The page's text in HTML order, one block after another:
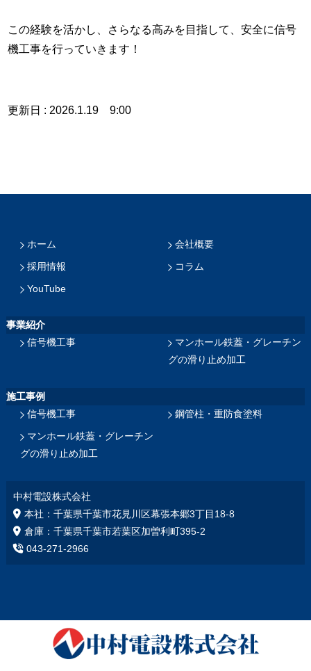
この経験を活かし、さらなる高みを目指して、安全に信号
機工事を行っていきます！
更新日 : 2026.1.19 9:00
ホーム 会社概要
採用情報 コラム
YouTube
事業紹介
信号機工事
マンホール鉄蓋・グレーチン
グの滑り止め加工
施工事例
信号機工事
鋼管柱・重防食塗料
マンホール鉄蓋・グレーチン
グの滑り止め加工
中村電設株式会社
本社：千葉県千葉市花見川区幕張本郷3丁目18‐8
倉庫：千葉県千葉市若葉区加曽利町395-2
043-271-2966